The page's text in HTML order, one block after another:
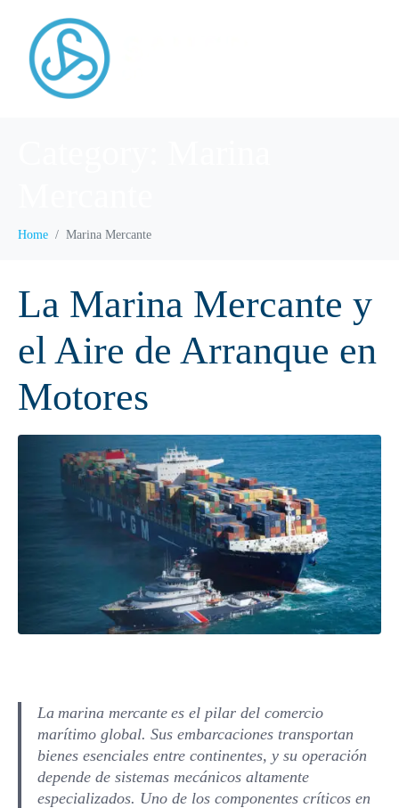
Home Marina Mercante
La Marina Mercante y
el Aire de Arranque en
Motores
La marina mercante es el pilar del comercio
marítimo global. Sus embarcaciones transportan
bienes esenciales entre continentes, y su operación
depende de sistemas mecánicos altamente
especializados. Uno de los componentes críticos en